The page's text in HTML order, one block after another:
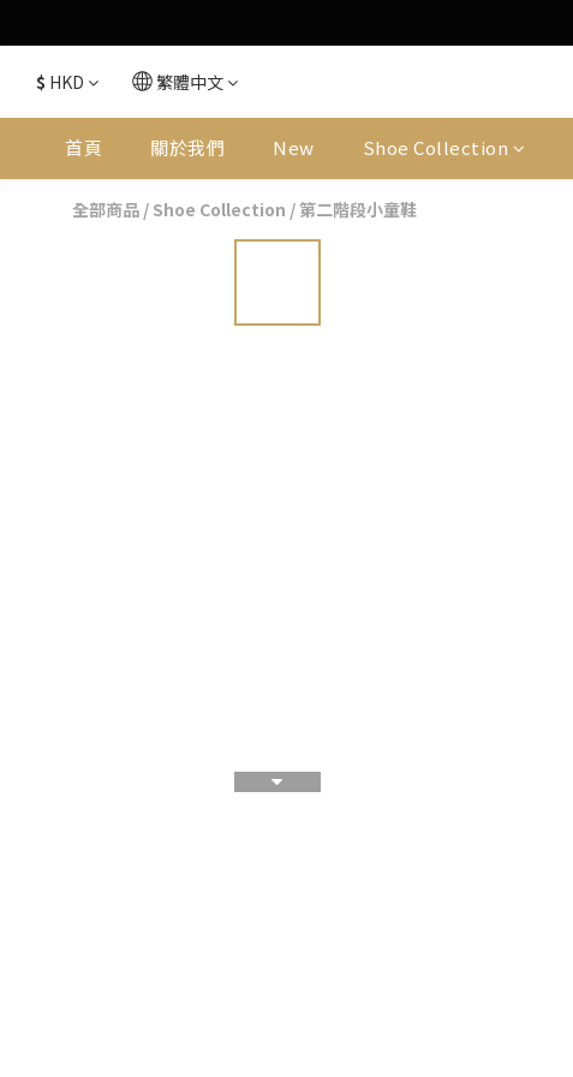
$ HKD 繁體中文
首頁 關於我們 New Shoe Collection
全部商品 / Shoe Collection / 第二階段小童鞋